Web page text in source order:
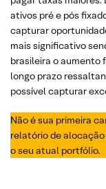
ativos pré e pós
capturar
mais significativo
brasileira o aumento
longo prazo
possível capturar
Não é sua primeira
relatório de
o seu atual portfólio.